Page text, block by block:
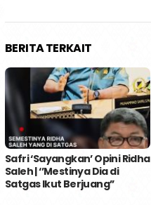
BERITA TERKAIT
Safri ‘Sayangkan’ Opini Ridha
Saleh | ‘’Mestinya Dia di
Satgas Ikut Berjuang’’